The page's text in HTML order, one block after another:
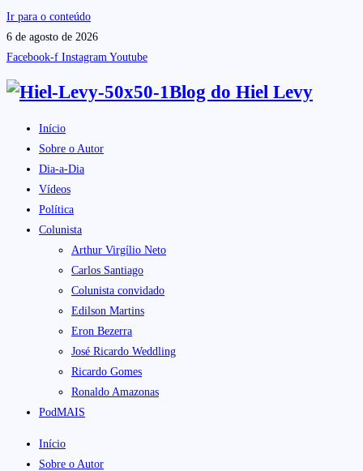
Ir para o conteúdo
6 de agosto de 2026
Facebook-f Instagram Youtube
Blog do Hiel Levy
Início
Sobre o Autor
Dia-a-Dia
Vídeos
Política
Colunista
Arthur Virgílio Neto
Carlos Santiago
Colunista convidado
Edilson Martins
Eron Bezerra
José Ricardo Weddling
Ricardo Gomes
Ronaldo Amazonas
PodMAIS
Início
Sobre o Autor